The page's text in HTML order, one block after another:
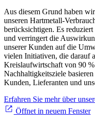
Aus diesem Grund haben
unseren Hartmetall-
berücksichtigen. Es
und verringert die
unserer Kunden auf die
vielen Initiativen, die darauf
Kreislaufwirtschaft von 90
Nachhaltigkeitsziele
Kunden, Lieferanten und
Erfahren Sie mehr über
Öffnet in neuem Fenster